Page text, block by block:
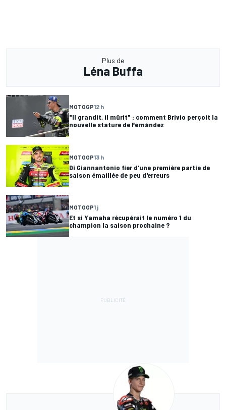
Plus de
Léna Buffa
MOTOGP12 h
"Il grandit, il mûrit" : comment Brivio perçoit la
nouvelle stature de Fernández
MOTOGP13 h
Di Giannantonio fier d'une première partie de
saison émaillée de peu d'erreurs
MOTOGP1 j
Et si Yamaha récupérait le numéro 1 du
champion la saison prochaine ?